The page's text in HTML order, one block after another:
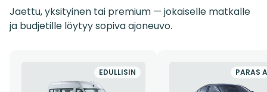
Jaettu, yksityinen tai premium — jokaiselle matkalle
ja budjetille löytyy sopiva ajoneuvo.
EDULLISIN PARAS